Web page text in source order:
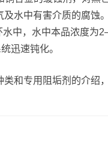
水中有害介质的腐蚀
中，水中本品浓度为
迅速钝化。
和专用阻垢剂的介绍